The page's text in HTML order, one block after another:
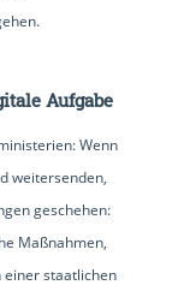
Aufgabe
Wenn
weitersenden,
geschehen:
Maßnahmen,
staatlichen